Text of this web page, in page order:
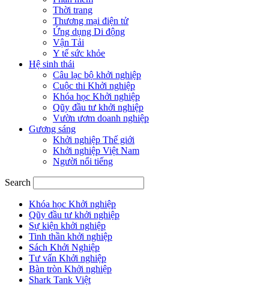
Thời trang
Thương mại điện tử
Ứng dụng Di động
Vận Tải
Y tế sức khỏe
Hệ sinh thái
Câu lạc bộ khởi nghiệp
Cuộc thi Khởi nghiệp
Khóa học Khởi nghiệp
Qũy đầu tư khởi nghiệp
Vườn ươm doanh nghiệp
Gương sáng
Khởi nghiệp Thế giới
Khởi nghiệp Việt Nam
Người nổi tiếng
Search
Khóa học Khởi nghiệp
Qũy đầu tư khởi nghiệp
Sự kiện khởi nghiệp
Tinh thần khởi nghiệp
Sách Khởi Nghiệp
Tư vấn Khởi nghiệp
Bàn tròn Khởi nghiệp
Shark Tank Việt